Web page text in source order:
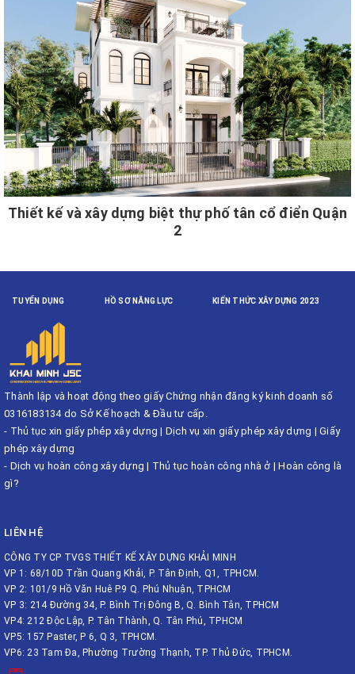
Thiết kế và xây dựng biệt thự phố tân cổ điển Quận
2
TUYỂN DỤNG HỒ SƠ NĂNG LỰC KIẾN THỨC XÂY DỰNG 2023
Thành lập và hoạt động theo giấy Chứng nhận đăng ký kinh doanh số
0316183134 do Sở Kế hoạch & Đầu tư cấp.
- Thủ tục xin giấy phép xây dựng | Dịch vụ xin giấy phép xây dựng | Giấy
phép xây dựng
- Dịch vụ hoàn công xây dựng | Thủ tục hoàn công nhà ở |Hoàn công là
gì?
LIÊN HỆ
CÔNG TY CP TVGS THIẾT KẾ XÂY DỰNG KHẢI MINH
VP 1: 68/10D Trần Quang Khải, P. Tân Định, Q1, TPHCM.
VP 2: 101/9 Hồ Văn Huê P.9 Q. Phú Nhuận, TPHCM
VP 3: 214 Đường 34, P. Bình Trị Đông B, Q. Bình Tân, TPHCM
VP4: 212 Độc Lập, P. Tân Thành, Q. Tân Phú, TPHCM
VP5: 157 Paster, P 6, Q 3, TPHCM.
VP6: 23 Tam Đa, Phường Trường Thạnh, TP. Thủ Đức, TPHCM.